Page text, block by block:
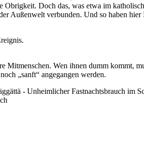
Doch das, was etwa im
Außenwelt verbunden. Und so haben
Mitmenschen. Wen ihnen dumm kommt,
„sanft“ angegangen werden.